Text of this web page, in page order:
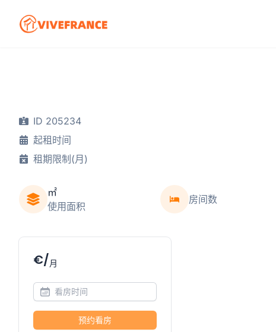
ID 205234
起租时间
租期限制(月)
㎡
使用面积
房间数
€/月
预约看房